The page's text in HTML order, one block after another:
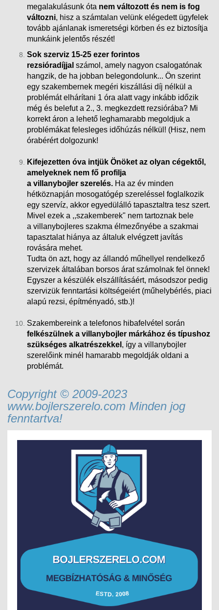
megalakulásunk óta nem változott és nem is fog
változni, hisz a számtalan velünk elégedett ügyfelek
tovább ajánlanak ismeretségi körben és ez biztosítja
munkáink jelentős részét!
Sok szerviz 15-25 ezer forintos
rezsióradíjjal számol, amely nagyon csalogatónak
hangzik, de ha jobban belegondolunk... Ön szerint
egy szakembernek megéri kiszállási díj nélkül a
problémát elhárítani 1 óra alatt vagy inkább időzik
még és belefut a 2., 3. megkezdett rezsiórába? Mi
korrekt áron a lehető leghamarabb megoldjuk a
problémákat felesleges időhúzás nélkül! (Hisz, nem
órabérért dolgozunk!
Kifejezetten óva intjük Önöket az olyan cégektől,
amelyeknek nem fő profilja
a villanybojler szerelés. Ha az év minden
hétköznapján mosogatógép szereléssel foglalkozik
egy szervíz, akkor egyedülálló tapasztaltra tesz szert.
Mivel ezek a ,,szakemberek" nem tartoznak bele
a villanybojleres szakma élmezőnyébe a szakmai
tapasztalat hiánya az általuk elvégzett javítás
rovására mehet.
Tudta ön azt, hogy az állandó műhellyel rendelkező
szervizek általában borsos árat számolnak fel önnek!
Egyszer a készülék elszállításáért, másodszor pedig
szervizük fenntartási költségeiért (műhelybérlés, piaci
alapú rezsi, építményadó, stb.)!
Szakembereink a telefonos hibafelvétel során
felkészülnek a villanybojler márkához és típushoz
szükséges alkatrészekkel , így a villanybojler
szerelőink minél hamarabb megoldják oldani a
problémát.
Copyright © 2009-2023
www.bojlerszerelo.com Minden jog
fenntartva!